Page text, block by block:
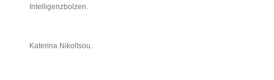
Intelligenzbolzen.
Katerina Nikoltsou.